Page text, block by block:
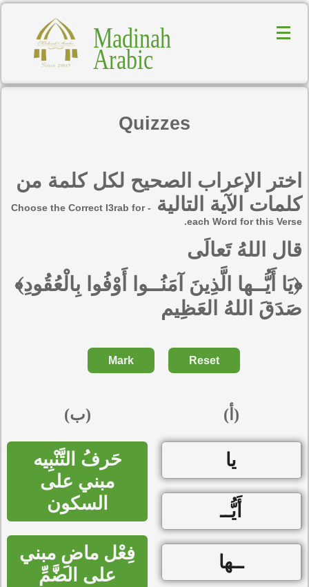
Madinah
Arabic
Quizzes
اختر الإعراب الصحيح لكل كلمة من
كلمات الآية التالية
- Choose the Correct I3rab for
each Word for this Verse.
قال اللهُ تَعالَى
﴿يَا أَيُّــها الَّذِينَ آمَنُــوا أَوْفُوا بِالْعُقُودِ﴾
صَدَقَ اللهُ العَظِيم
Mark Reset
(ب)
حَرفُ التَّنْبِيه
مبني على
السكون
فِعْل ماضِ مبني
على الضَّمِّ
(أ)
يا
أَيُّــ
ــها